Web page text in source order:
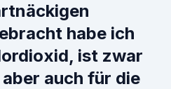
habe ich
ist zwar
auch für die